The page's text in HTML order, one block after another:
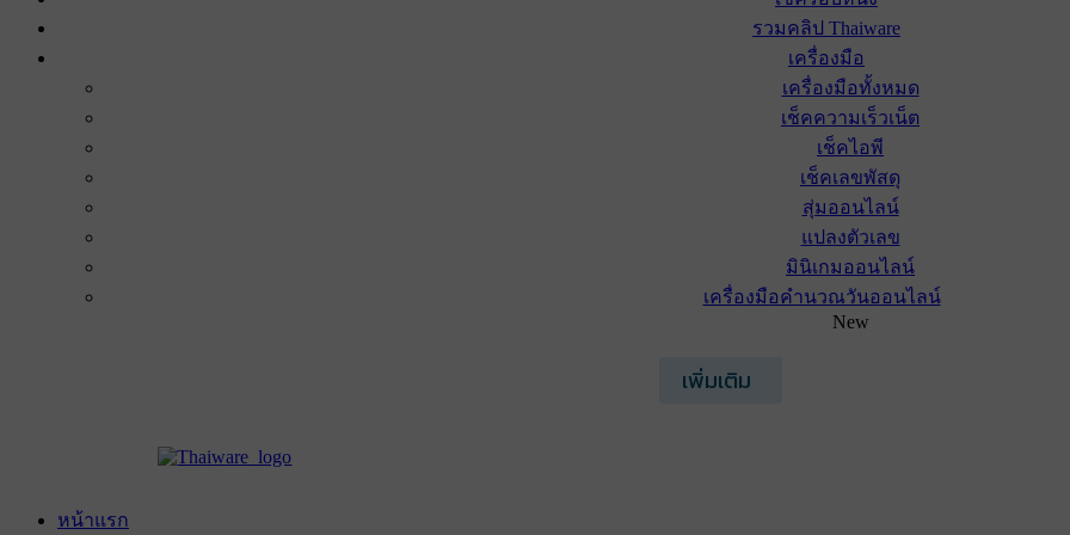
รวมคลิป Thaiware
เครื่องมือ
เครื่องมือทั้งหมด
เช็คความเร็วเน็ต
เช็คไอพี
เช็คเลขพัสดุ
สุ่มออนไลน์
แปลงตัวเลข
มินิเกมออนไลน์
เครื่องมือคำนวณวันออนไลน์
New
เพิ่มเติม
หน้าแรก